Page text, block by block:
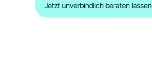
Jetzt unverbindlich beraten lassen